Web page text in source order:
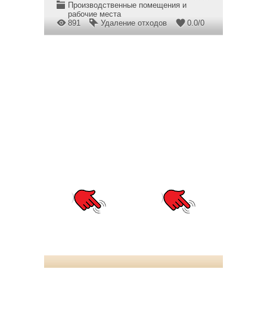
Производственные помещения и
рабочие места
891
Удаление отходов 0.0/0